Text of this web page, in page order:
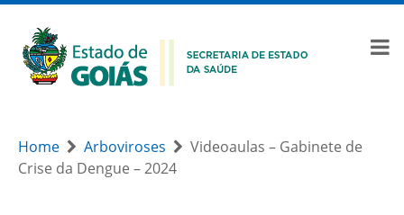
Home Arboviroses
Videoaulas – Gabinete de
Crise da Dengue – 2024